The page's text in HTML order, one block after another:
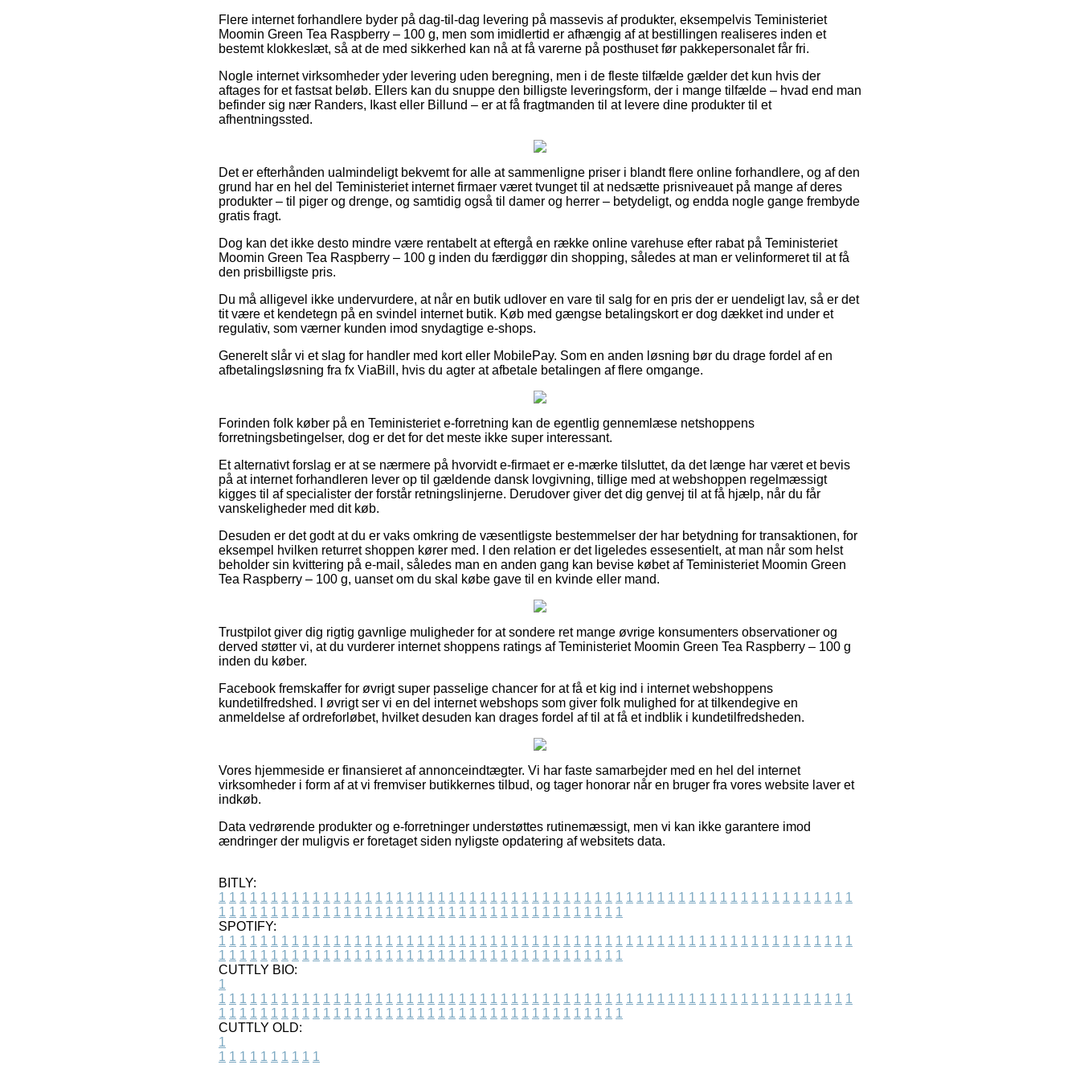
Flere internet forhandlere byder på dag-til-dag levering på massevis af produkter, eksempelvis Teministeriet
Moomin Green Tea Raspberry – 100 g, men som imidlertid er afhængig af at bestillingen realiseres inden et
bestemt klokkeslæt, så at de med sikkerhed kan nå at få varerne på posthuset før pakkepersonalet får fri.
Nogle internet virksomheder yder levering uden beregning, men i de fleste tilfælde gælder det kun hvis der
aftages for et fastsat beløb. Ellers kan du snuppe den billigste leveringsform, der i mange tilfælde – hvad end man
befinder sig nær Randers, Ikast eller Billund – er at få fragtmanden til at levere dine produkter til et
afhentningssted.
Det er efterhånden ualmindeligt bekvemt for alle at sammenligne priser i blandt flere online forhandlere, og af den
grund har en hel del Teministeriet internet firmaer været tvunget til at nedsætte prisniveauet på mange af deres
produkter – til piger og drenge, og samtidig også til damer og herrer – betydeligt, og endda nogle gange frembyde
gratis fragt.
Dog kan det ikke desto mindre være rentabelt at eftergå en række online varehuse efter rabat på Teministeriet
Moomin Green Tea Raspberry – 100 g inden du færdiggør din shopping, således at man er velinformeret til at få
den prisbilligste pris.
Du må alligevel ikke undervurdere, at når en butik udlover en vare til salg for en pris der er uendeligt lav, så er det
tit være et kendetegn på en svindel internet butik. Køb med gængse betalingskort er dog dækket ind under et
regulativ, som værner kunden imod snydagtige e-shops.
Generelt slår vi et slag for handler med kort eller MobilePay. Som en anden løsning bør du drage fordel af en
afbetalingsløsning fra fx ViaBill, hvis du agter at afbetale betalingen af flere omgange.
Forinden folk køber på en Teministeriet e-forretning kan de egentlig gennemlæse netshoppens
forretningsbetingelser, dog er det for det meste ikke super interessant.
Et alternativt forslag er at se nærmere på hvorvidt e-firmaet er e-mærke tilsluttet, da det længe har været et bevis
på at internet forhandleren lever op til gældende dansk lovgivning, tillige med at webshoppen regelmæssigt
kigges til af specialister der forstår retningslinjerne. Derudover giver det dig genvej til at få hjælp, når du får
vanskeligheder med dit køb.
Desuden er det godt at du er vaks omkring de væsentligste bestemmelser der har betydning for transaktionen, for
eksempel hvilken returret shoppen kører med. I den relation er det ligeledes essesentielt, at man når som helst
beholder sin kvittering på e-mail, således man en anden gang kan bevise købet af Teministeriet Moomin Green
Tea Raspberry – 100 g, uanset om du skal købe gave til en kvinde eller mand.
Trustpilot giver dig rigtig gavnlige muligheder for at sondere ret mange øvrige konsumenters observationer og
derved støtter vi, at du vurderer internet shoppens ratings af Teministeriet Moomin Green Tea Raspberry – 100 g
inden du køber.
Facebook fremskaffer for øvrigt super passelige chancer for at få et kig ind i internet webshoppens
kundetilfredshed. I øvrigt ser vi en del internet webshops som giver folk mulighed for at tilkendegive en
anmeldelse af ordreforløbet, hvilket desuden kan drages fordel af til at få et indblik i kundetilfredsheden.
Vores hjemmeside er finansieret af annonceindtægter. Vi har faste samarbejder med en hel del internet
virksomheder i form af at vi fremviser butikkernes tilbud, og tager honorar når en bruger fra vores website laver et
indkøb.
Data vedrørende produkter og e-forretninger understøttes rutinemæssigt, men vi kan ikke garantere imod
ændringer der muligvis er foretaget siden nyligste opdatering af websitets data.
BITLY:
1 1 1 1 1 1 1 1 1 1 1 1 1 1 1 1 1 1 1 1 1 1 1 1 1 1 1 1 1 1 1 1 1 1 1 1 1 1 1 1 1 1 1 1 1 1 1 1 1 1 1 1 1 1 1 1 1 1 1 1 1
1 1 1 1 1 1 1 1 1 1 1 1 1 1 1 1 1 1 1 1 1 1 1 1 1 1 1 1 1 1 1 1 1 1 1 1 1 1 1
SPOTIFY:
1 1 1 1 1 1 1 1 1 1 1 1 1 1 1 1 1 1 1 1 1 1 1 1 1 1 1 1 1 1 1 1 1 1 1 1 1 1 1 1 1 1 1 1 1 1 1 1 1 1 1 1 1 1 1 1 1 1 1 1 1
1 1 1 1 1 1 1 1 1 1 1 1 1 1 1 1 1 1 1 1 1 1 1 1 1 1 1 1 1 1 1 1 1 1 1 1 1 1 1
CUTTLY BIO:
1
1 1 1 1 1 1 1 1 1 1 1 1 1 1 1 1 1 1 1 1 1 1 1 1 1 1 1 1 1 1 1 1 1 1 1 1 1 1 1 1 1 1 1 1 1 1 1 1 1 1 1 1 1 1 1 1 1 1 1 1 1
1 1 1 1 1 1 1 1 1 1 1 1 1 1 1 1 1 1 1 1 1 1 1 1 1 1 1 1 1 1 1 1 1 1 1 1 1 1 1
CUTTLY OLD:
1
1 1 1 1 1 1 1 1 1 1